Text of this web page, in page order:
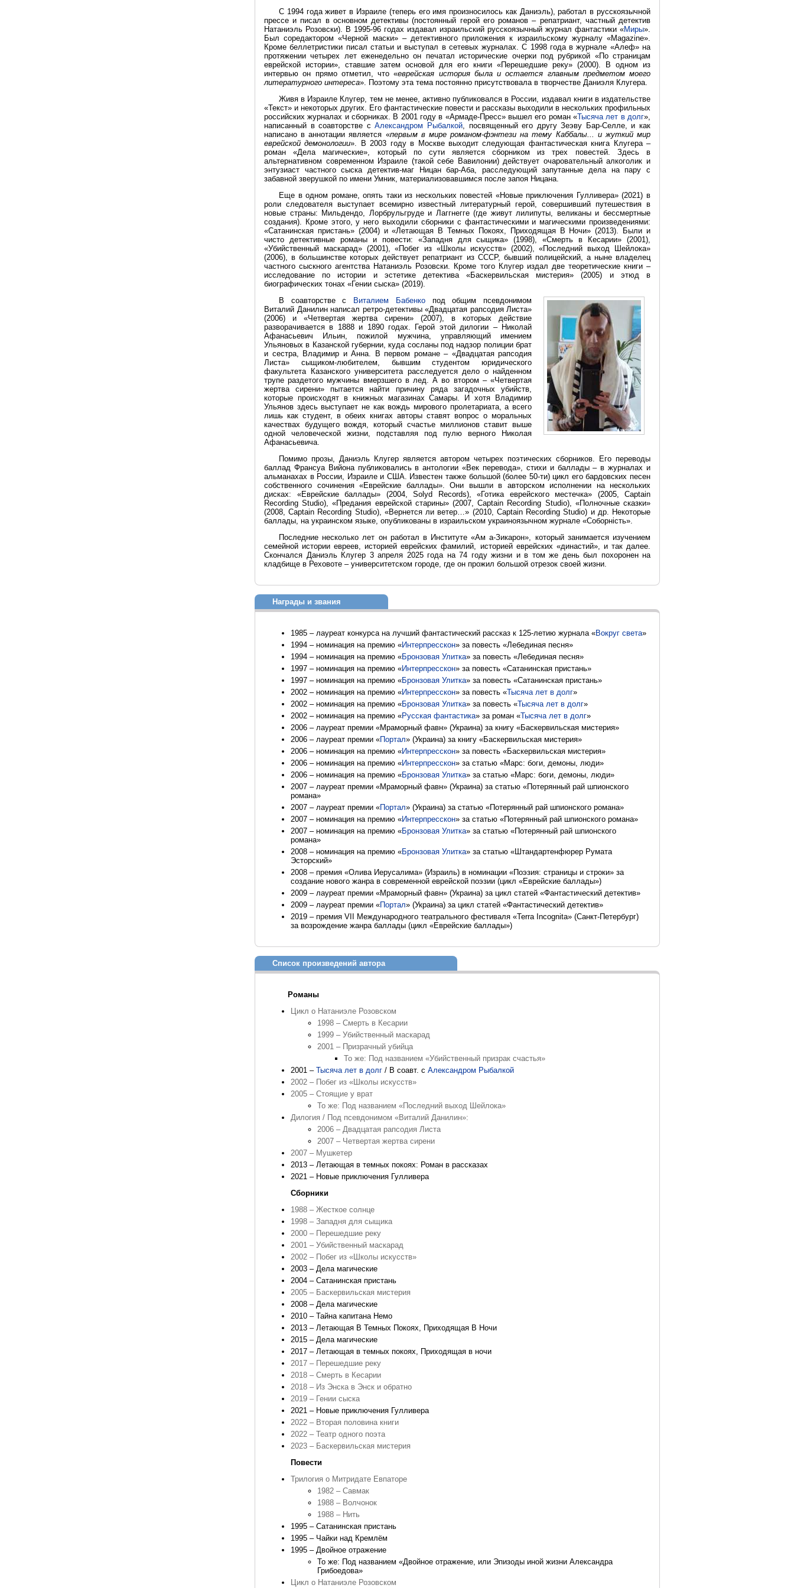
С 1994 года живет в Израиле (теперь его имя произносилось как Даниэль), работал в русскоязычной
прессе и писал в основном детективы (постоянный герой его романов – репатриант, частный детектив
Натаниэль Розовски). В 1995-96 годах издавал израильский русскоязычный журнал фантастики «Миры».
Был соредактором «Черной маски» – детективного приложения к израильскому журналу «Magazine».
Кроме беллетристики писал статьи и выступал в сетевых журналах. С 1998 года в журнале «Алеф» на
протяжении четырех лет еженедельно он печатал исторические очерки под рубрикой «По страницам
еврейской истории», ставшие затем основой для его книги «Перешедшие реку» (2000). В одном из
интервью он прямо отметил, что «еврейская история была и остается главным предметом моего
литературного интереса». Поэтому эта тема постоянно присутствовала в творчестве Даниэля Клугера.
Живя в Израиле Клугер, тем не менее, активно публиковался в России, издавал книги в издательстве
«Текст» и некоторых других. Его фантастические повести и рассказы выходили в нескольких профильных
российских журналах и сборниках. В 2001 году в «Армаде-Пресс» вышел его роман «Тысяча лет в долг»,
написанный в соавторстве сАлександром Рыбалкой, посвященный его другу Зеэву Бар-Селле, и как
написано в аннотации является «первым в мире романом-фэнтези на тему Каббалы... и жуткий мир
еврейской демонологии». В 2003 году в Москве выходит следующая фантастическая книга Клугера –
роман «Дела магические», который по сути является сборником из трех повестей. Здесь в
альтернативном современном Израиле (такой себе Вавилонии) действует очаровательный алкоголик и
энтузиаст частного сыска детектив-маг Ницан бар-Аба, расследующий запутанные дела на пару с
забавной зверушкой по имени Умник, материализовавшимся после запоя Ницана.
Еще в одном романе, опять таки из нескольких повестей «Новые приключения Гулливера» (2021) в
роли следователя выступает всемирно известный литературный герой, совершивший путешествия в
новые страны: Мильдендо, Лорбрульгруде и Лаггнегге (где живут лилипуты, великаны и бессмертные
создания). Кроме этого, у него выходили сборники с фантастическими и магическими произведениями:
«Сатанинская пристань» (2004) и «Летающая В Темных Покоях, Приходящая В Ночи» (2013). Были и
чисто детективные романы и повести: «Западня для сыщика» (1998), «Смерть в Кесарии» (2001),
«Убийственный маскарад» (2001), «Побег из «Школы искусств» (2002), «Последний выход Шейлока»
(2006), в большинстве которых действует репатриант из СССР, бывший полицейский, а ныне владелец
частного сыскного агентства Натаниэль Розовски. Кроме того Клугер издал две теоретические книги –
исследование по истории и эстетике детектива «Баскервильская мистерия» (2005) и этюд в
биографических тонах «Гении сыска» (2019).
В соавторстве с
Виталием Бабенкопод общим псевдонимом
Виталий Данилин написал ретро-детективы «Двадцатая рапсодия Листа»
(2006) и «Четвертая жертва сирени» (2007), в которых действие
разворачивается в 1888 и 1890 годах. Герой этой дилогии – Николай
Афанасьевич Ильин, пожилой мужчина, управляющий имением
Ульяновых в Казанской губернии, куда сосланы под надзор полиции брат
и сестра, Владимир и Анна. В первом романе – «Двадцатая рапсодия
Листа» сыщиком-любителем, бывшим студентом юридического
факультета Казанского университета расследуется дело о найденном
трупе раздетого мужчины вмерзшего в лед. А во втором – «Четвертая
жертва сирени» пытается найти причину ряда загадочных убийств,
которые происходят в книжных магазинах Самары. И хотя Владимир
Ульянов здесь выступает не как вождь мирового пролетариата, а всего
лишь как студент, в обеих книгах авторы ставят вопрос о моральных
качествах будущего вождя, который счастье миллионов ставит выше
одной человеческой жизни, подставляя под пулю верного Николая
Афанасьевича.
Помимо прозы, Даниэль Клугер является автором четырех поэтических сборников. Его переводы
баллад Франсуа Вийона публиковались в антологии «Век перевода», стихи и баллады – в журналах и
альманахах в России, Израиле и США. Известен также большой (более 50-ти) цикл его бардовских песен
собственного сочинения «Еврейские баллады». Они вышли в авторском исполнении на нескольких
дисках: «Еврейские баллады» (2004, Solyd Records), «Готика еврейского местечка» (2005, Captain
Recording Studio), «Предания еврейской старины» (2007, Captain Recording Studio), «Полночные сказки»
(2008, Captain Recording Studio), «Вернется ли ветер…» (2010, Captain Recording Studio) и др. Некоторые
баллады, на украинском языке, опубликованы в израильском украиноязычном журнале «Соборність».
Последние несколько лет он работал в Институте «Ам а-Зикарон», который занимается изучением
семейной истории евреев, историей еврейских фамилий, историей еврейских «династий», и так далее.
Скончался Даниэль Клугер 3 апреля 2025 года на 74 году жизни и в том же день был похоронен на
кладбище в Реховоте – университетском городе, где он прожил большой отрезок своей жизни.
Награды и звания
1985 – лауреат конкурса на лучший фантастический рассказ к 125-летию журнала «Вокруг света»
1994 – номинация на премию «Интерпресскон» за повесть «Лебединая песня»
1994 – номинация на премию «Бронзовая Улитка» за повесть «Лебединая песня»
1997 – номинация на премию «Интерпресскон» за повесть «Сатанинская пристань»
1997 – номинация на премию «Бронзовая Улитка» за повесть «Сатанинская пристань»
2002 – номинация на премию «Интерпресскон» за повесть «Тысяча лет в долг»
2002 – номинация на премию «Бронзовая Улитка» за повесть «Тысяча лет в долг»
2002 – номинация на премию «Русская фантастика» за роман «Тысяча лет в долг»
2006 – лауреат премии «Мраморный фавн» (Украина) за книгу «Баскервильская мистерия»
2006 – лауреат премии «Портал» (Украина) за книгу «Баскервильская мистерия»
2006 – номинация на премию «Интерпресскон» за повесть «Баскервильская мистерия»
2006 – номинация на премию «Интерпресскон» за статью «Марс: боги, демоны, люди»
2006 – номинация на премию «Бронзовая Улитка» за статью «Марс: боги, демоны, люди»
2007 – лауреат премии «Мраморный фавн» (Украина) за статью «Потерянный рай шпионского
романа»
2007 – лауреат премии «Портал» (Украина) за статью «Потерянный рай шпионского романа»
2007 – номинация на премию «Интерпресскон» за статью «Потерянный рай шпионского романа»
2007 – номинация на премию «Бронзовая Улитка» за статью «Потерянный рай шпионского
романа»
2008 – номинация на премию «Бронзовая Улитка» за статью «Штандартенфюрер Румата
Эсторский»
2008 – премия «Олива Иерусалима» (Израиль) в номинации «Поэзия: страницы и строки» за
создание нового жанра в современной еврейской поэзии (цикл «Еврейские баллады»)
2009 – лауреат премии «Мраморный фавн» (Украина) за цикл статей «Фантастический детектив»
2009 – лауреат премии «Портал» (Украина) за цикл статей «Фантастический детектив»
2019 – премия VII Международного театрального фестиваля «Terra Incognita» (Санкт-Петербург)
за возрождение жанра баллады (цикл «Еврейские баллады»)
Список произведений автора
Романы
Цикл о Натаниэле Розовском
1998 – Смерть в Кесарии
1999 – Убийственный маскарад
2001 – Призрачный убийца
То же: Под названием «Убийственный призрак счастья»
2001 – Тысяча лет в долг / В соавт. с Александром Рыбалкой
2002 – Побег из «Школы искусств»
2005 – Стоящие у врат
То же: Под названием «Последний выход Шейлока»
Дилогия / Под псевдонимом «Виталий Данилин»:
2006 – Двадцатая рапсодия Листа
2007 – Четвертая жертва сирени
2007 – Мушкетер
2013 – Летающая в темных покоях: Роман в рассказах
2021 – Новые приключения Гулливера
Сборники
1988 – Жесткое солнце
1998 – Западня для сыщика
2000 – Перешедшие реку
2001 – Убийственный маскарад
2002 – Побег из «Школы искусств»
2003 – Дела магические
2004 – Сатанинская пристань
2005 – Баскервильская мистерия
2008 – Дела магические
2010 – Тайна капитана Немо
2013 – Летающая В Темных Покоях, Приходящая В Ночи
2015 – Дела магические
2017 – Летающая в темных покоях, Приходящая в ночи
2017 – Перешедшие реку
2018 – Смерть в Кесарии
2018 – Из Энска в Энск и обратно
2019 – Гении сыска
2021 – Новые приключения Гулливера
2022 – Вторая половина книги
2022 – Театр одного поэта
2023 – Баскервильская мистерия
Повести
Трилогия о Митридате Евпаторе
1982 – Савмак
1988 – Волчонок
1988 – Нить
1995 – Сатанинская пристань
1995 – Чайки над Кремлём
1995 – Двойное отражение
То же: Под названием «Двойное отражение, или Эпизоды иной жизни Александра
Грибоедова»
Цикл о Натаниэле Розовском